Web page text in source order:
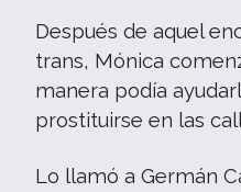
Después de aquel
trans, Mónica
manera podía
prostituirse en las
Lo llamó a Germán